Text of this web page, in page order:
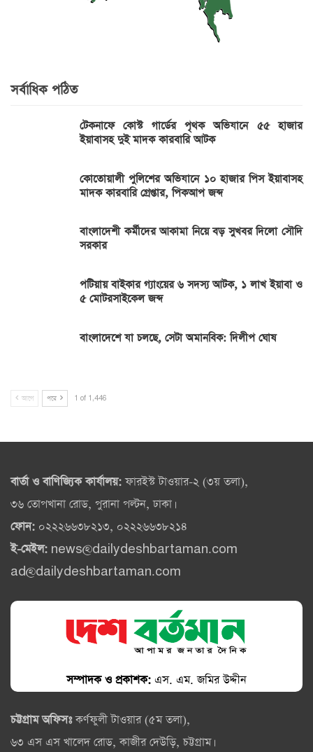
সর্বাধিক পঠিত
টেকনাফে কোস্ট গার্ডের পৃথক অভিযানে ৫৫ হাজার
ইয়াবাসহ দুই মাদক কারবারি আটক
কোতোয়ালী পুলিশের অভিযানে ১০ হাজার পিস ইয়াবাসহ
মাদক কারবারি গ্রেপ্তার, পিকআপ জব্দ
বাংলাদেশী কর্মীদের আকামা নিয়ে বড় সুখবর দিলো সৌদি
সরকার
পটিয়ায় বাইকার গ্যাংয়ের ৬ সদস্য আটক, ১ লাখ ইয়াবা ও
৫ মোটরসাইকেল জব্দ
বাংলাদেশে যা চলছে, সেটা অমানবিক: দিলীপ ঘোষ
আগে পরে 1 of 1,446
বার্তা ও বাণিজ্যিক কার্যালয়:ফারইস্ট টাওয়ার-২ (৩য় তলা),
৩৬ তোপখানা রোড, পুরানা পল্টন, ঢাকা।
ফোন: ০২২২৬৬৩৮২১৩, ০২২২৬৬৩৮২১৪
ই-মেইল: news@dailydeshbartaman.com
ad@dailydeshbartaman.com
সম্পাদক ও প্রকাশক: এস. এম. জমির উদ্দীন
চট্টগ্রাম অফিসঃকর্ণফুলী টাওয়ার (৫ম তলা),
৬৩ এস এস খালেদ রোড, কাজীর দেউড়ি, চট্টগ্রাম।